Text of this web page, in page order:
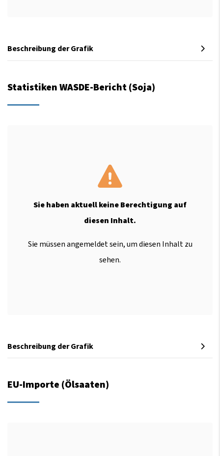
Beschreibung der Grafik
Statistiken WASDE-Bericht (Soja)
Sie haben aktuell keine Berechtigung auf
diesen Inhalt.
Sie müssen angemeldet sein, um diesen Inhalt zu
sehen.
Beschreibung der Grafik
EU-Importe (Ölsaaten)